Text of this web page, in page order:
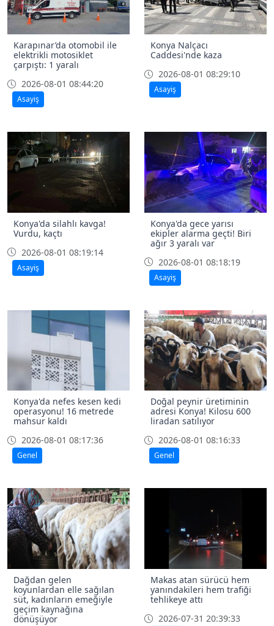
Karapınar’da otomobil ile
elektrikli motosiklet
çarpıştı: 1 yaralı
2026-08-01 08:44:20
Asayiş
Konya Nalçacı
Caddesi'nde kaza
2026-08-01 08:29:10
Asayiş
Konya'da silahlı kavga!
Vurdu, kaçtı
2026-08-01 08:19:14
Asayiş
Konya'da gece yarısı
ekipler alarma geçti! Biri
ağır 3 yaralı var
2026-08-01 08:18:19
Asayiş
Konya'da nefes kesen kedi
operasyonu! 16 metrede
mahsur kaldı
2026-08-01 08:17:36
Genel
Doğal peynir üretiminin
adresi Konya! Kilosu 600
liradan satılıyor
2026-08-01 08:16:33
Genel
Dağdan gelen
koyunlardan elle sağılan
süt, kadınların emeğiyle
geçim kaynağına
dönüşüyor
Makas atan sürücü hem
yanındakileri hem trafiği
tehlikeye attı
2026-07-31 20:39:33